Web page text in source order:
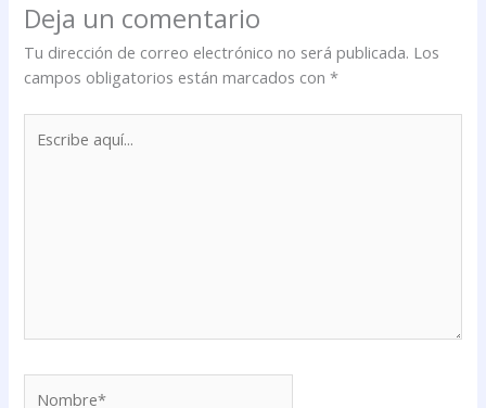
Deja un comentario
Tu dirección de correo electrónico no será publicada. Los
campos obligatorios están marcados con*
aquí...